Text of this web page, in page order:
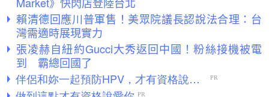
賴清德回應川普軍售！美眾院議長認說法合理：台
灣需適時展現實力
張凌赫自紐約Gucci大秀返回中國！粉絲接機被電
到 霸總回國了